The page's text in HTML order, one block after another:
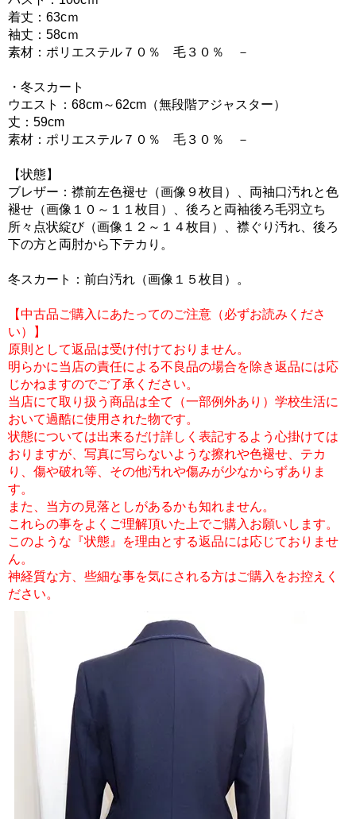
着丈：63cｍ
袖丈：58cｍ
素材：ポリエステル７０％ 毛３０％ －
・冬スカート
ウエスト：68cm～62cm（無段階アジャスター）
丈：59cm
素材：ポリエステル７０％ 毛３０％ －
【状態】
ブレザー：襟前左色褪せ（画像９枚目）、両袖口汚れと色
褪せ（画像１０～１１枚目）、後ろと両袖後ろ毛羽立ち
所々点状綻び（画像１２～１４枚目）、襟ぐり汚れ、後ろ
下の方と両肘から下テカり。
冬スカート：前白汚れ（画像１５枚目）。
【中古品ご購入にあたってのご注意（必ずお読みくださ
い）】
原則として返品は受け付けておりません。
明らかに当店の責任による不良品の場合を除き返品には応
じかねますのでご了承ください。
当店にて取り扱う商品は全て（一部例外あり）学校生活に
おいて過酷に使用された物です。
状態については出来るだけ詳しく表記するよう心掛けては
おりますが、写真に写らないような擦れや色褪せ、テカ
り、傷や破れ等、その他汚れや傷みが少なからずありま
す。
また、当方の見落としがあるかも知れません。
これらの事をよくご理解頂いた上でご購入お願いします。
このような『状態』を理由とする返品には応じておりませ
ん。
神経質な方、些細な事を気にされる方はご購入をお控えく
ださい。